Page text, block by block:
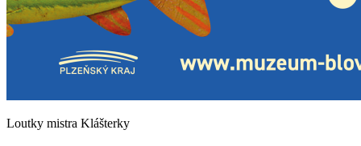
Loutky mistra Klášterky